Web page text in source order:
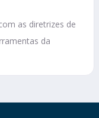
as diretrizes de
da